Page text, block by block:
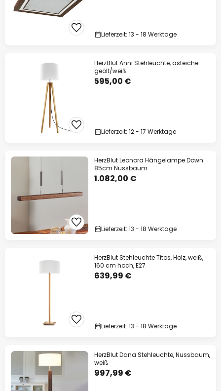
Lieferzeit: 13 - 18 Werktage
HerzBlut Anni Stehleuchte, asteiche
geölt/weiß
595,00 €
Lieferzeit: 12 - 17 Werktage
HerzBlut Leonora Hängelampe Down
85cm Nussbaum
1.082,00 €
Lieferzeit: 13 - 18 Werktage
HerzBlut Stehleuchte Titos, Holz, weiß,
160 cm hoch, E27
639,99 €
Lieferzeit: 13 - 18 Werktage
HerzBlut Dana Stehleuchte, Nussbaum,
weiß
997,99 €